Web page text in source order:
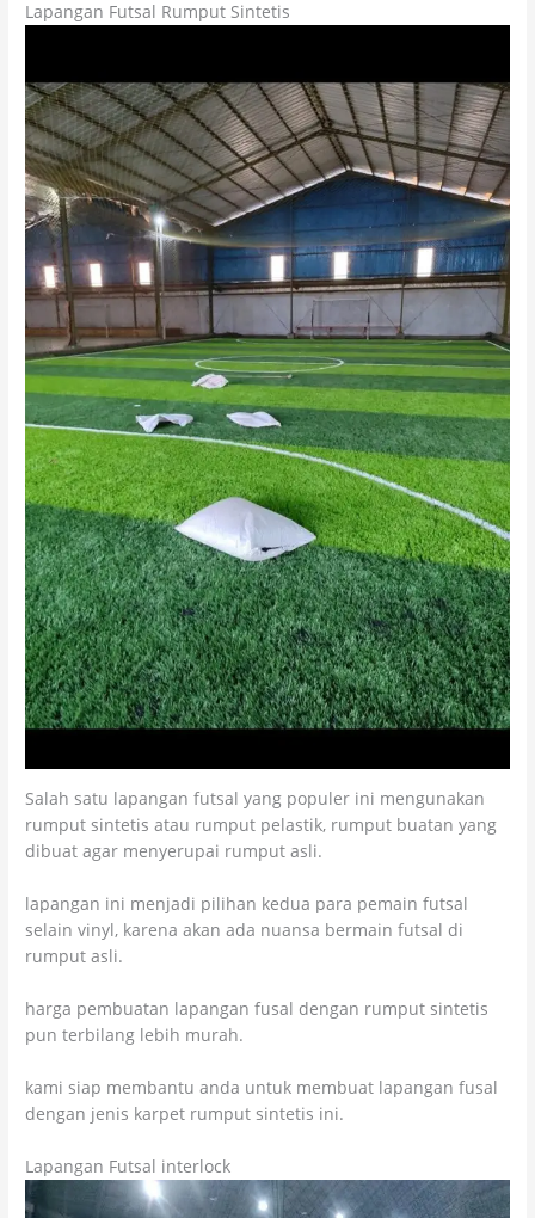
Lapangan Futsal Rumput Sintetis
Salah satu lapangan futsal yang populer ini mengunakan
rumput sintetis atau rumput pelastik, rumput buatan yang
dibuat agar menyerupai rumput asli.
lapangan ini menjadi pilihan kedua para pemain futsal
selain vinyl, karena akan ada nuansa bermain futsal di
rumput asli.
harga pembuatan lapangan fusal dengan rumput sintetis
pun terbilang lebih murah.
kami siap membantu anda untuk membuat lapangan fusal
dengan jenis karpet rumput sintetis ini.
Lapangan Futsal interlock